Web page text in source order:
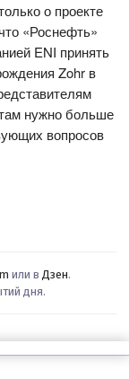
о проекте
«Роснефть»
ENI принять
Zohr в
нужно больше
вопросов
или в Дзен.
дня.